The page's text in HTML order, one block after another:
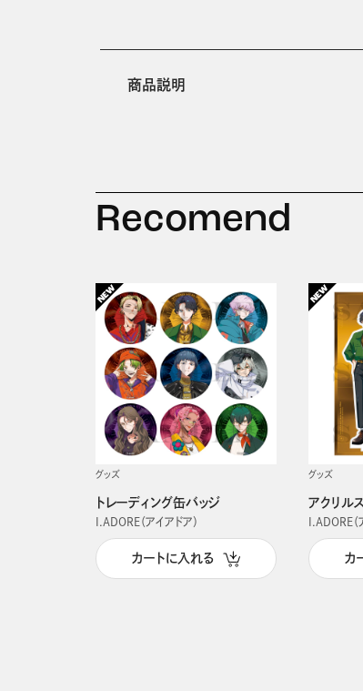
商品説明
Recomend
グッズ
トレーディング缶バッジ
I.ADORE（アイアドア）
カートに入れる
グッズ
アクリル
I.ADORE（
カ